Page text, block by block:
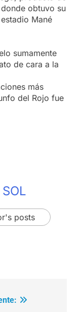
obtuvo su
Mané
sumamente
de cara a la
más
del Rojo fue
posts